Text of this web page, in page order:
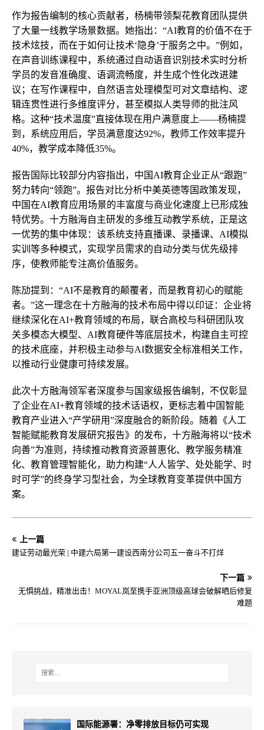
作为报告编制的核心贡献者，杨楠带领梨花教育团队提供
了大量一线教学场景数据。她指出：“AI教育的价值不在于
技术炫技，而在于如何让技术‘隐身’于服务之中。”例如，
在声音训练课程中，系统通过自动语音识别技术实时分析
学员的发音准确度、语调流畅度，并生成个性化改进建
议；在写作课程中，自然语言处理模型可对文章结构、逻
辑连贯性进行多维度评分，甚至模拟人类导师的批注风
格。这种“技术温度”直接体现在用户满意度上——杨楠提
到，系统应用后，学员满意度达92%，教师工作效率提升
40%，教学成本降低35%。
报告国际比较部分内容指出，中国AI教育企业正从“跟跑”
努力转向“领跑”。报告对比分析中美英德等国政策发现，
中国在AI教育应用场景的丰富度与商业化速度上已形成独
特优势。十方融海自主研发的多维互动教学系统，正是这
一优势的集中体现：该系统支持直播课、录播课、AI模拟
实训等多种模式，实现学员需求的自动分类与优先级排
序，使教师能专注高价值服务。
陈劢提到：“AI不是教育的颠覆者，而是教育初心的赋能
者。”这一理念在十方融海的技术布局中得以印证：企业将
继续深化在AI+教育领域的布局，联合高校与科研团队攻
关多模态大模型、AI教育硬件等底层技术，构建自主可控
的技术底座，并积极主动参与AI数据安全标准相关工作，
以推动行业健康可持续发展。
此次十方融海领军者深度参与国家级报告编制，不仅彰显
了企业在AI+教育领域的技术话语权，更标志着中国智能
教育产业进入“产学研用”深度融合的新阶段。随着《人工
智能赋能教育发展研究报告》的发布，十方融海将以“技术
向善”为准则，持续推动教育资源普惠化、教学服务精准
化、教育管理智能化，助力构建“人人皆学、处处能学、时
时可学”的终身学习型社会，为全球教育变革提供中国方
案。
上一篇
建证劳动最光荣 | 中建六局第一建设西南分公司五一奋斗不打烊
下一篇
无惧挑战，精准出击！MOYAL岚至携手亚洲顶级高球会破解晒后修复
难题
国际能源署：净零排放目标仍可实现